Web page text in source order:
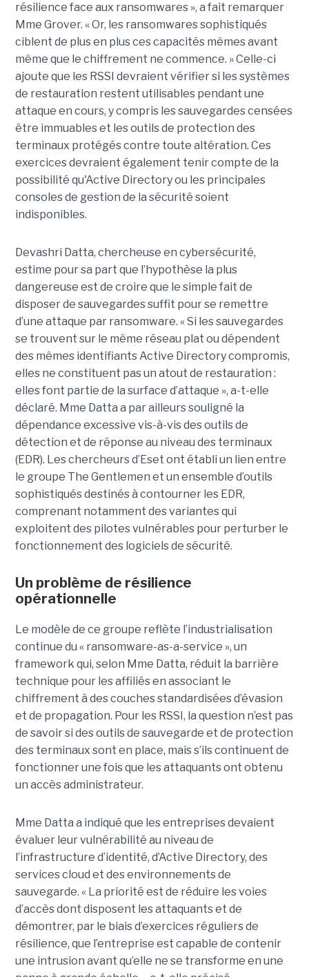
résilience face aux ransomwares », a fait remarquer
Mme Grover. « Or, les ransomwares sophistiqués
ciblent de plus en plus ces capacités mêmes avant
même que le chiffrement ne commence. » Celle-ci
ajoute que les RSSI devraient vérifier si les systèmes
de restauration restent utilisables pendant une
attaque en cours, y compris les sauvegardes censées
être immuables et les outils de protection des
terminaux protégés contre toute altération. Ces
exercices devraient également tenir compte de la
possibilité qu'Active Directory ou les principales
consoles de gestion de la sécurité soient
indisponibles.
Devashri Datta, chercheuse en cybersécurité,
estime pour sa part que l’hypothèse la plus
dangereuse est de croire que le simple fait de
disposer de sauvegardes suffit pour se remettre
d’une attaque par ransomware. « Si les sauvegardes
se trouvent sur le même réseau plat ou dépendent
des mêmes identifiants Active Directory compromis,
elles ne constituent pas un atout de restauration :
elles font partie de la surface d’attaque », a-t-elle
déclaré. Mme Datta a par ailleurs souligné la
dépendance excessive vis-à-vis des outils de
détection et de réponse au niveau des terminaux
(EDR). Les chercheurs d’Eset ont établi un lien entre
le groupe The Gentlemen et un ensemble d’outils
sophistiqués destinés à contourner les EDR,
comprenant notamment des variantes qui
exploitent des pilotes vulnérables pour perturber le
fonctionnement des logiciels de sécurité.
Un problème de résilience
opérationnelle
Le modèle de ce groupe reflète l’industrialisation
continue du « ransomware-as-a-service », un
framework qui, selon Mme Datta, réduit la barrière
technique pour les affiliés en associant le
chiffrement à des couches standardisées d’évasion
et de propagation. Pour les RSSI, la question n’est pas
de savoir si des outils de sauvegarde et de protection
des terminaux sont en place, mais s’ils continuent de
fonctionner une fois que les attaquants ont obtenu
un accès administrateur.
Mme Datta a indiqué que les entreprises devaient
évaluer leur vulnérabilité au niveau de
l’infrastructure d’identité, d’Active Directory, des
services cloud et des environnements de
sauvegarde. « La priorité est de réduire les voies
d’accès dont disposent les attaquants et de
démontrer, par le biais d’exercices réguliers de
résilience, que l’entreprise est capable de contenir
une intrusion avant qu’elle ne se transforme en une